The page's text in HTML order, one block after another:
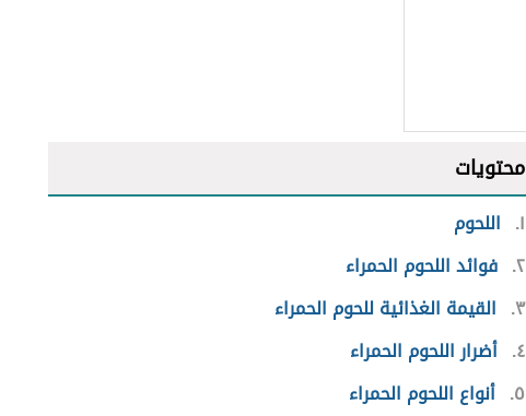
محتويات
١ اللحوم
٢ فوائد اللحوم الحمراء
٣ القيمة الغذائية للحوم الحمراء
٤ أضرار اللحوم الحمراء
٥ أنواع اللحوم الحمراء